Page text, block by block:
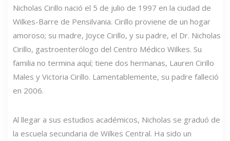
Nicholas Cirillo nació el 5 de julio de 1997 en la ciudad de
Wilkes-Barre de Pensilvania. Cirillo proviene de un hogar
amoroso; su madre, Joyce Cirillo, y su padre, el Dr. Nicholas
Cirillo, gastroenterólogo del Centro Médico Wilkes. Su
familia no termina aquí; tiene dos hermanas, Lauren Cirillo
Males y Victoria Cirillo. Lamentablemente, su padre falleció
en 2006.
Al llegar a sus estudios académicos, Nicholas se graduó de
la escuela secundaria de Wilkes Central. Ha sido un